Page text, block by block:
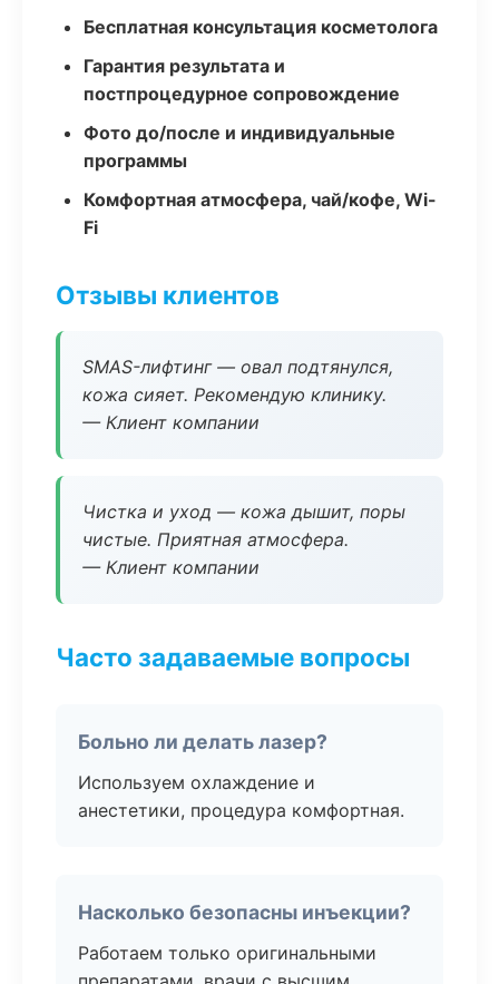
Бесплатная консультация косметолога
Гарантия результата и
постпроцедурное сопровождение
Фото до/после и индивидуальные
программы
Комфортная атмосфера, чай/кофе, Wi-
Fi
Отзывы клиентов
SMAS-лифтинг — овал подтянулся,
кожа сияет. Рекомендую клинику.
— Клиент компании
Чистка и уход — кожа дышит, поры
чистые. Приятная атмосфера.
— Клиент компании
Часто задаваемые вопросы
Больно ли делать лазер?
Используем охлаждение и
анестетики, процедура комфортная.
Насколько безопасны инъекции?
Работаем только оригинальными